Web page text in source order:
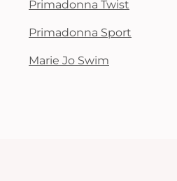
Primadonna Twist
Primadonna Sport
Marie Jo Swim